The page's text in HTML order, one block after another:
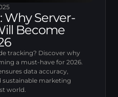
Why Server-
Become
tracking? Discover why
a must-have for 2026.
data accuracy,
sustainable marketing
world.